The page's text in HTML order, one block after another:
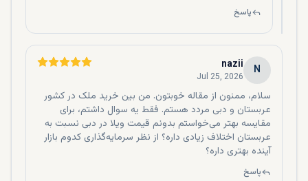
بلند بالایی از آپارتمان‌هایی روبه‌رو می‌شوید که می‌توانید از بین
تمام آن‌ها یکی را انتخاب کنید. با اینکه ساکنان امارات متحده
عربی عمدتا یکی از آپارتمان‌ها را از بین این املاک موجود می‌خرند،
اما گزینه‌های بسیاری پیش پای سرمایه‌گذاران خارجی گذاشته
می‌شود تا سرمایه‌شان را برای سرمایه‌گذاری به سمت املاک سرازیر
کنند؛ از آپارتمان‌های دوبلکس بگیرید تا لفت و واحدهای پنت
هاوس. در ادامه می‌توانید فهرستی از انواع مختلف آپارتمان‌های
دبی را بررسی کنید.
آپارتمان های معمولی یک طبقه
اگر تمایل دارید در آپارتمان‌های آماده به کار در دبی سرمایه‌گذاری
پاسخ
N
nazii
Jul 25, 2026
سلام، ممنون از مقاله خوبتون. من بین خرید ملک در کشور
عربستان و دبی مردد هستم. فقط یه سوال داشتم، برای
مقایسه بهتر می‌خواستم بدونم قیمت ویلا در دبی نسبت به
عربستان اختلاف زیادی داره؟ از نظر سرمایه‌گذاری کدوم بازار
آینده بهتری داره؟
پاسخ